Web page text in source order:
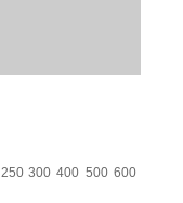
250 300 400 500 600